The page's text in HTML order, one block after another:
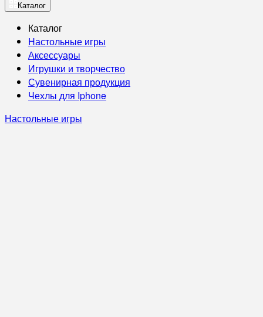
Каталог
Каталог
Настольные игры
Аксессуары
Игрушки и творчество
Сувенирная продукция
Чехлы для Iphone
Настольные игры